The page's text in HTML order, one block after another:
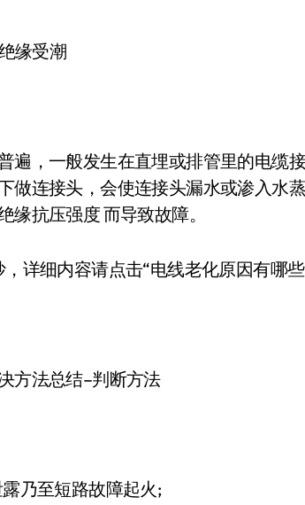
缘受潮
遍，一般发生在直埋或排管里的电缆
做连接头，会使连接头漏水或渗入水
缘抗压强度 而导致故障。
详细内容请点击“电线老化原因有哪
方法总结–判断方法
乃至短路故障起火;